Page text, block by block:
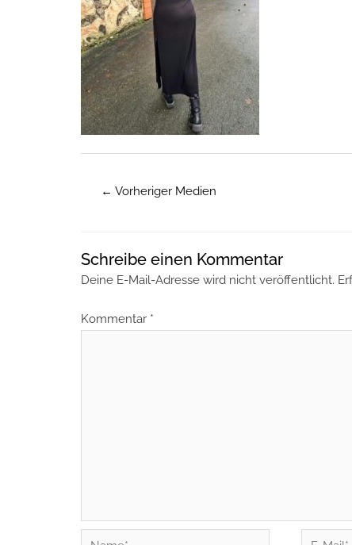
← Vorheriger Medien
Schreibe einen Kommentar
Deine E-Mail-Adresse wird nicht veröffentlicht.
Kommentar *
Name*
E-